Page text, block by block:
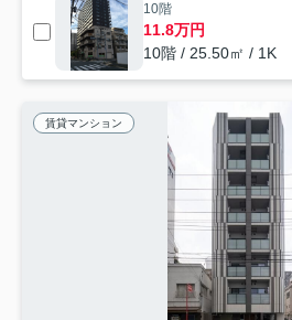
10階
11.8万円
10階 / 25.50㎡ / 1K
賃貸マンション